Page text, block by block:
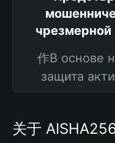
чрезмерной
作В основе
защита
关于